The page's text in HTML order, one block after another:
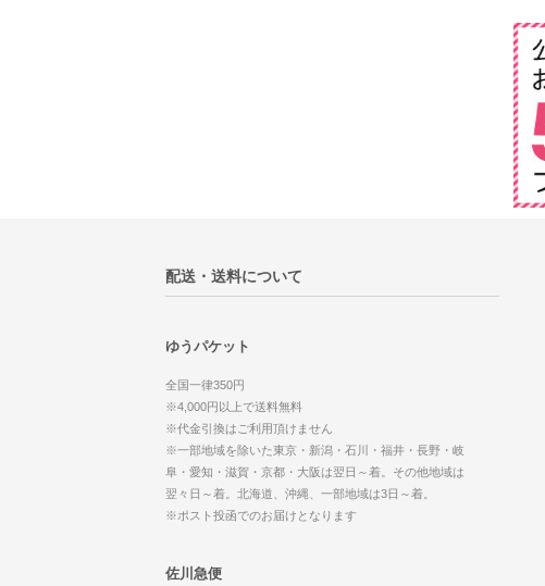
配送・送料について
ゆうパケット
全国一律350円
※4,000円以上で送料無料
※代金引換はご利用頂けません
※一部地域を除いた東京・新潟・石川・福井・長野・岐
阜・愛知・滋賀・京都・大阪は翌日～着。その他地域は
翌々日～着。北海道、沖縄、一部地域は3日～着。
※ポスト投函でのお届けとなります
佐川急便